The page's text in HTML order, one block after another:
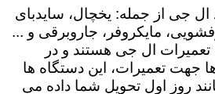
ال جی از جمله: یخچال، سایدبای
مایکروفر، جاروبرقی و ...
ال جی هستند و در
جهت تعمیرات، این دستگاه ها
روز اول تحویل شما داده می